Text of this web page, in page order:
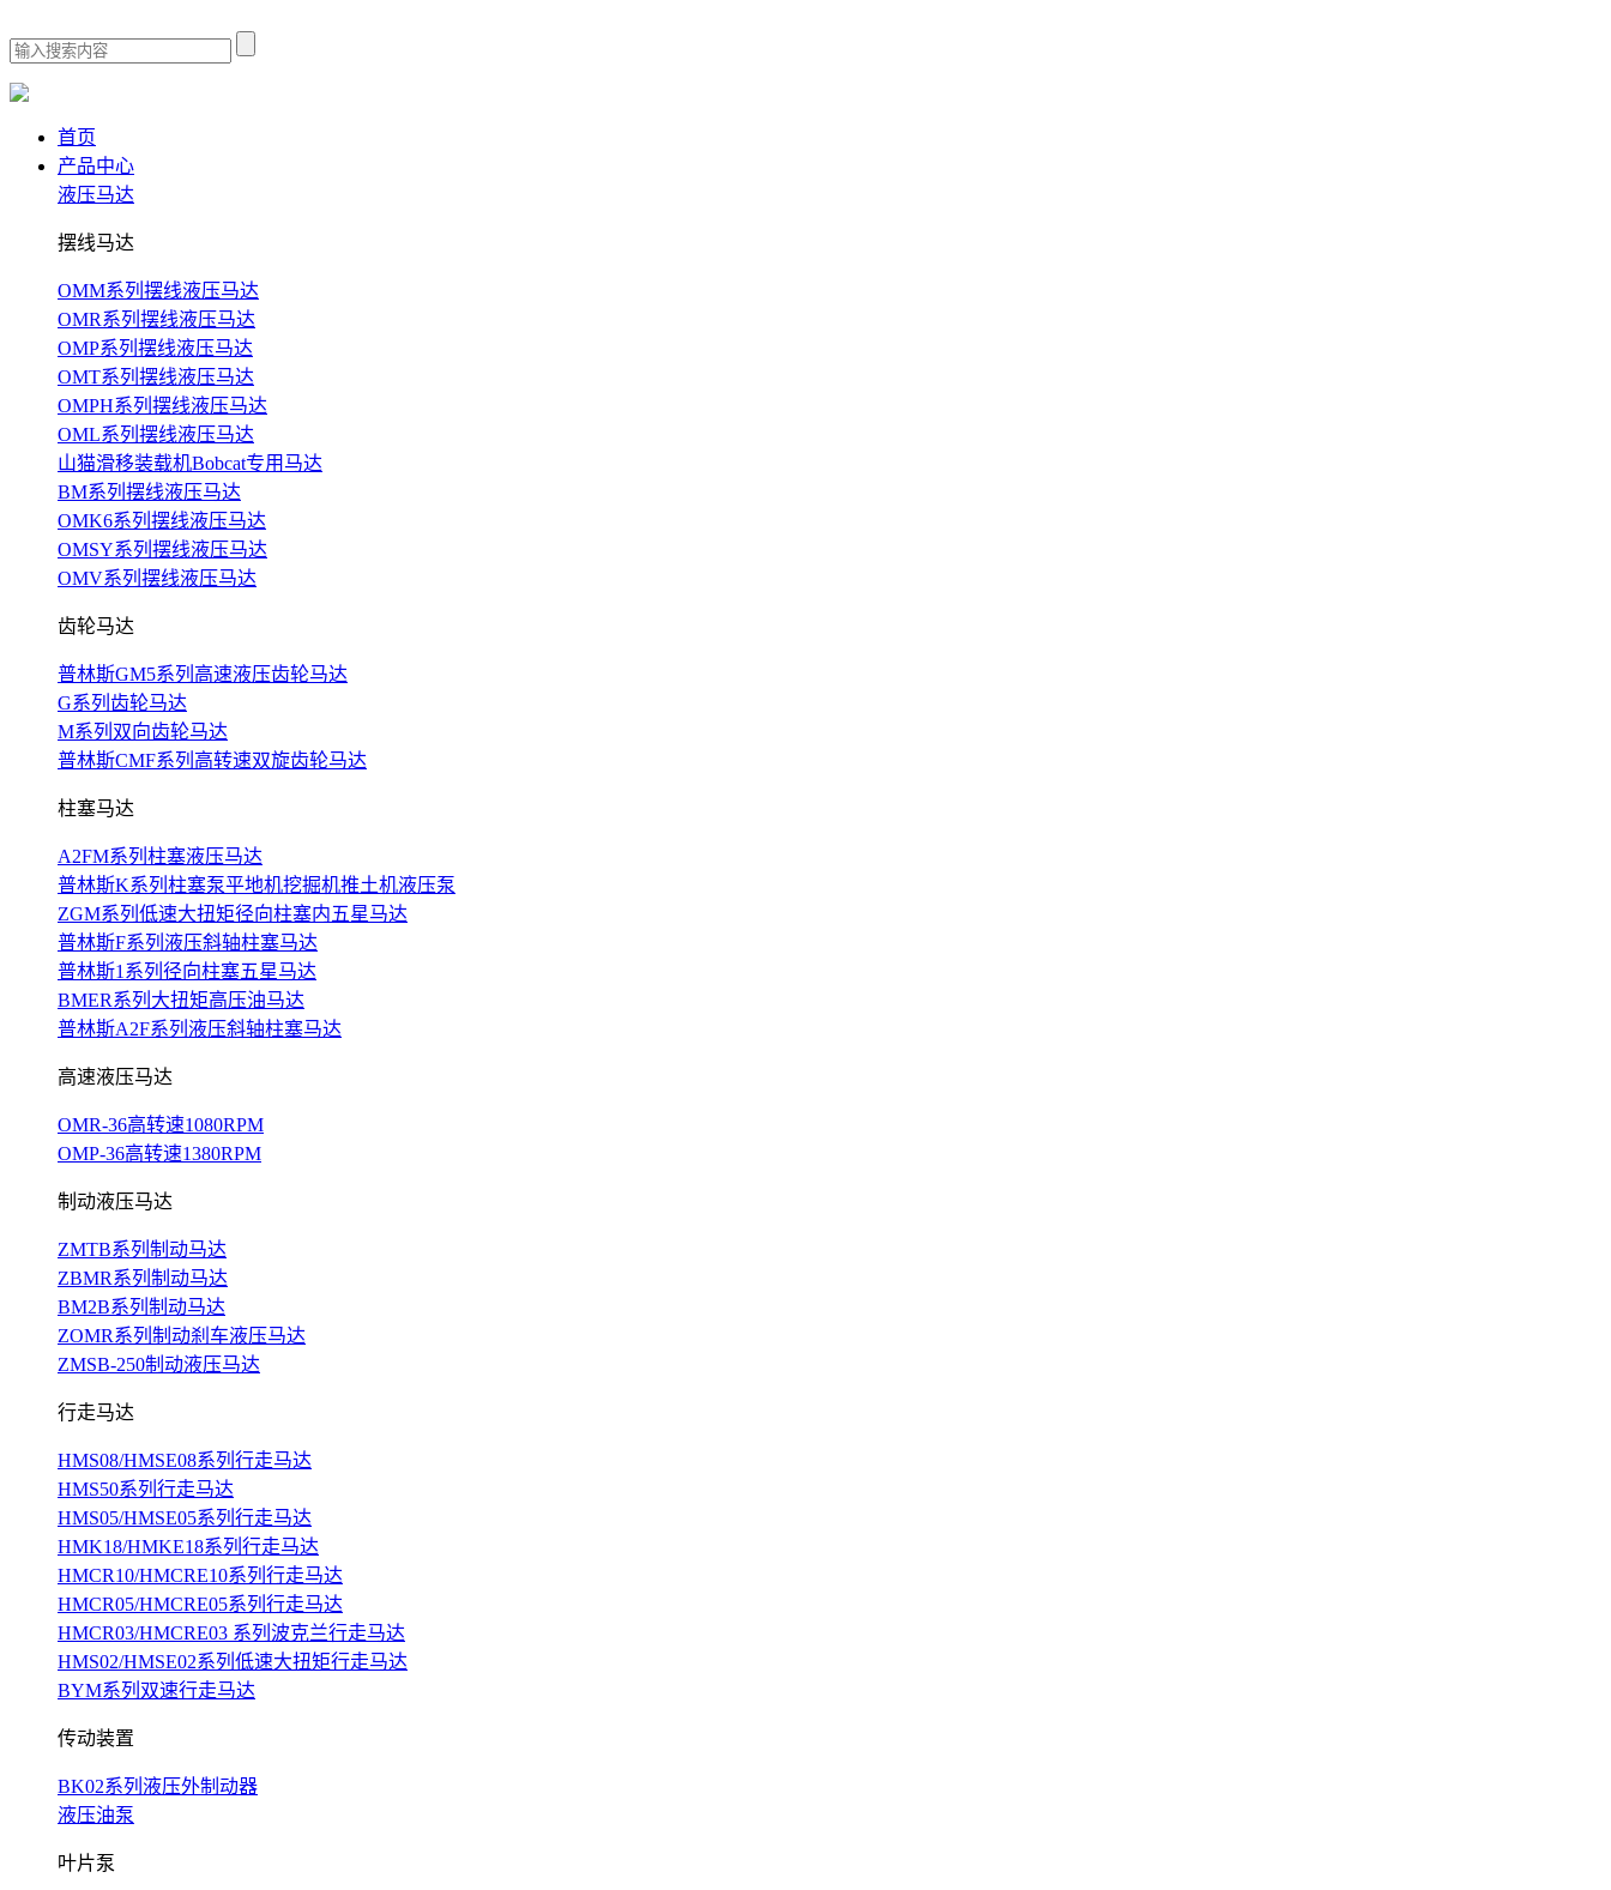
首页
产品中心
液压马达
摆线马达
OMM系列摆线液压马达
OMR系列摆线液压马达
OMP系列摆线液压马达
OMT系列摆线液压马达
OMPH系列摆线液压马达
OML系列摆线液压马达
山猫滑移装载机Bobcat专用马达
BM系列摆线液压马达
OMK6系列摆线液压马达
OMSY系列摆线液压马达
OMV系列摆线液压马达
齿轮马达
普林斯GM5系列高速液压齿轮马达
G系列齿轮马达
M系列双向齿轮马达
普林斯CMF系列高转速双旋齿轮马达
柱塞马达
A2FM系列柱塞液压马达
普林斯K系列柱塞泵平地机挖掘机推土机液压泵
ZGM系列低速大扭矩径向柱塞内五星马达
普林斯F系列液压斜轴柱塞马达
普林斯1系列径向柱塞五星马达
BMER系列大扭矩高压油马达
普林斯A2F系列液压斜轴柱塞马达
高速液压马达
OMR-36高转速1080RPM
OMP-36高转速1380RPM
制动液压马达
ZMTB系列制动马达
ZBMR系列制动马达
BM2B系列制动马达
ZOMR系列制动刹车液压马达
ZMSB-250制动液压马达
行走马达
HMS08/HMSE08系列行走马达
HMS50系列行走马达
HMS05/HMSE05系列行走马达
HMK18/HMKE18系列行走马达
HMCR10/HMCRE10系列行走马达
HMCR05/HMCRE05系列行走马达
HMCR03/HMCRE03 系列波克兰行走马达
HMS02/HMSE02系列低速大扭矩行走马达
BYM系列双速行走马达
传动装置
BK02系列液压外制动器
液压油泵
叶片泵